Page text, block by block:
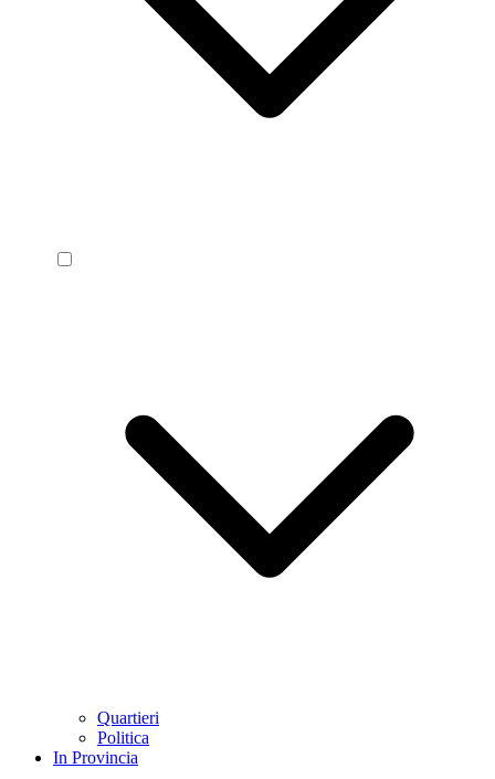
Quartieri
Politica
In Provincia